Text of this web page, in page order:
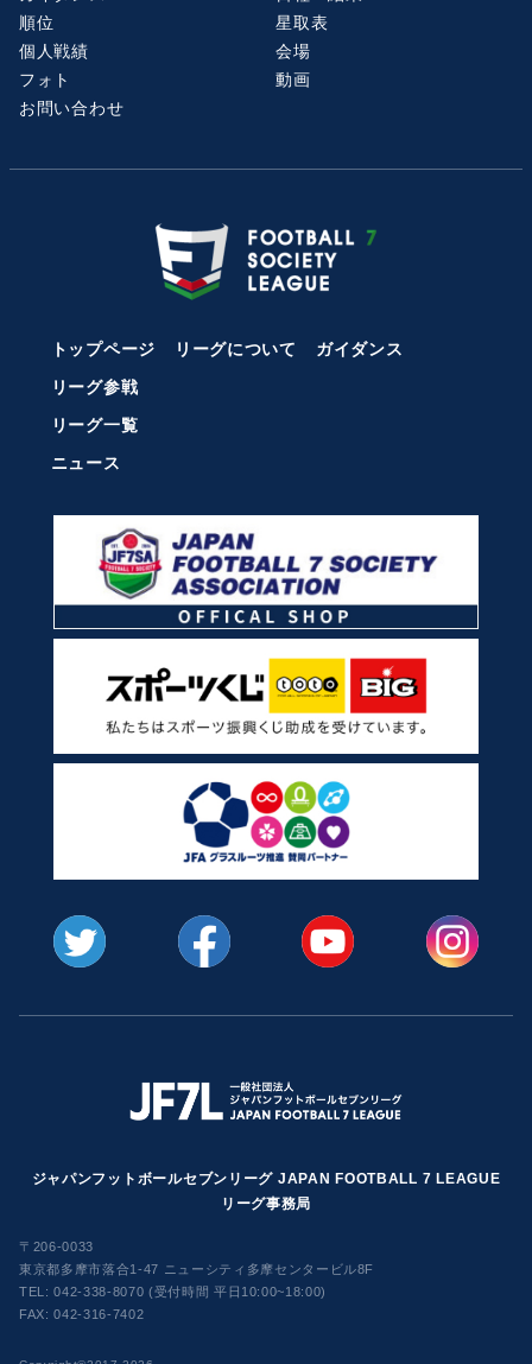
順位
星取表
個人戦績
会場
フォト
動画
お問い合わせ
トップページ リーグについて
ガイダンス
リーグ参戦
リーグ一覧
ニュース
ジャパンフットボールセブンリーグ JAPAN FOOTBALL 7 LEAGUE
リーグ事務局
〒206-0033
東京都多摩市落合1-47 ニューシティ多摩センタービル8F
TEL:042-338-8070 (受付時間 平日10:00~18:00)
FAX: 042-316-7402